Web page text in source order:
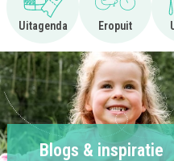
Uitagenda
Ga naar Uitagenda
Eropuit
Ga naar
Blogs & inspiratie